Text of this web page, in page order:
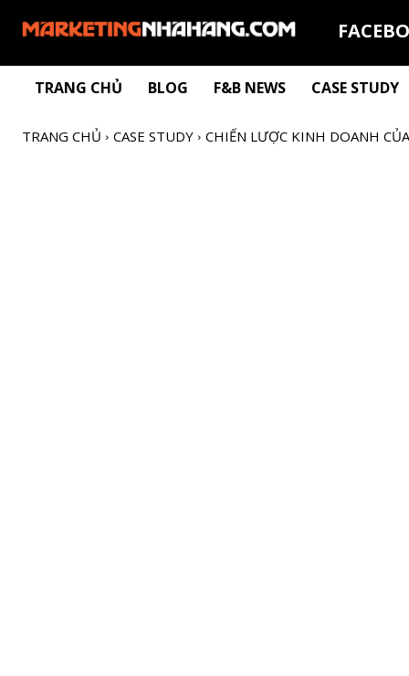
TRANG CHỦ BLOG F&B NEWS CASE STUDY
TRANG CHỦ CASE STUDY CHIẾN LƯỢC KINH DOANH